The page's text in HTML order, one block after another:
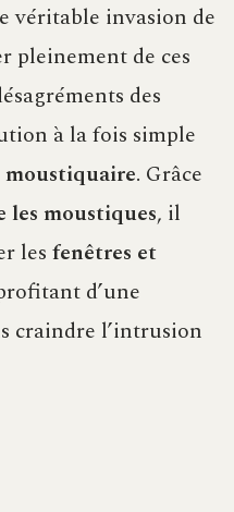
véritable invasion de
pleinement de ces
des
à la fois simple
. Grâce
moustiques, il
les fenêtres et
d’une
craindre l’intrusion